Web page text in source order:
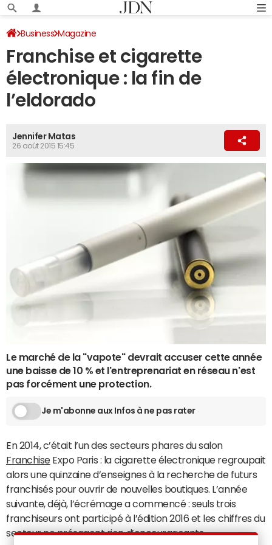
Business Magazine
Franchise et cigarette
électronique : la fin de
l’eldorado
Jennifer Matas
26 août 2015 15:45
Le marché de la "vapote" devrait accuser cette année
une baisse de 10 % et l'entreprenariat en réseau n'est
pas forcément une protection.
Je m'abonne aux Infos à ne pas rater
En 2014, c’était l’un des secteurs phares du salon
FranchiseExpo Paris : la cigarette électronique regroupait
alors une quinzaine d’enseignes à la recherche de futurs
franchisés pour ouvrir de nouvelles boutiques. L’année
suivante, déjà, l’écrémage a commencé : seuls trois
franchiseurs ont participé à l’édition 2016 et les chiffres du
secteur ne présagent rien d’encourageants.